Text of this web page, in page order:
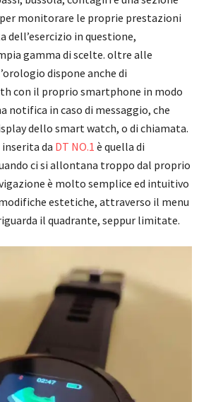
monitorare le proprie prestazioni
dell’esercizio in questione,
gamma di scelte. oltre alle
dispone anche di
con il proprio smartphone in modo
notifica in caso di messaggio, che
dello smart watch, o di chiamata.
da DT NO.1 è quella di
ci si allontana troppo dal proprio
è molto semplice ed intuitivo
estetiche, attraverso il menu
il quadrante, seppur limitate.